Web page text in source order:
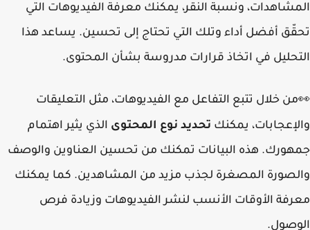
المشاهدات، ونسبة النقر، يمكنك معرفة الفيديوهات التي
تحقّق أفضل أداء وتلك التي تحتاج إلى تحسين. يساعد هذا
التحليل في اتخاذ قرارات مدروسة بشأن المحتوى.
👀من خلال تتبع التفاعل مع الفيديوهات، مثل التعليقات
والإعجابات، يمكنك تحديد نوع المحتوى الذي يثير اهتمام
جمهورك. هذه البيانات تمكنك من تحسين العناوين والوصف
والصورة المصغرة لجذب مزيد من المشاهدين. كما يمكنك
معرفة الأوقات الأنسب لنشر الفيديوهات وزيادة فرص
الوصول.